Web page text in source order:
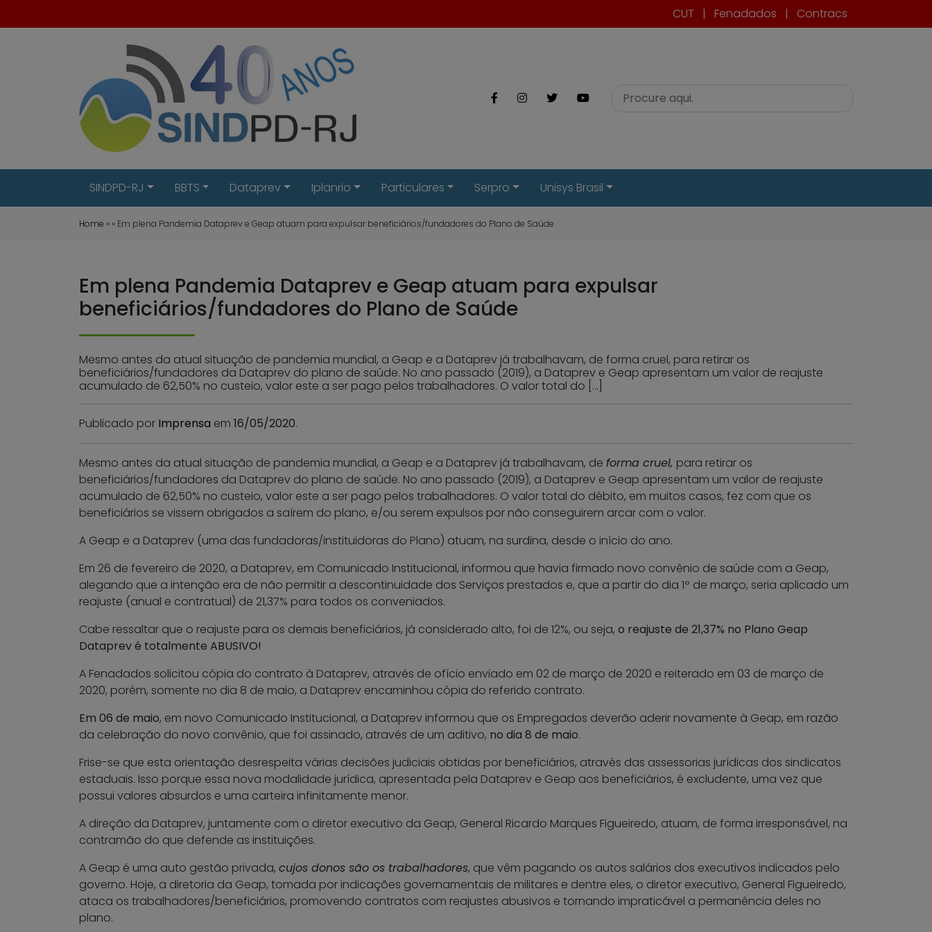
CUT | Fenadados | Contracs
SINDPD-RJ BBTS Dataprev Iplanrio Particulares Serpro Unisys Brasil
Home » » Em plena Pandemia Dataprev e Geap atuam para expulsar beneficiários/fundadores do Plano de Saúde
Em plena Pandemia Dataprev e Geap atuam para expulsar
beneficiários/fundadores do Plano de Saúde
Mesmo antes da atual situação de pandemia mundial, a Geap e a Dataprev já trabalhavam, de forma cruel, para retirar os
beneficiários/fundadores da Dataprev do plano de saúde. No ano passado (2019), a Dataprev e Geap apresentam um valor de reajuste
acumulado de 62,50% no custeio, valor este a ser pago pelos trabalhadores. O valor total do […]
Publicado por Imprensa em 16/05/2020.
Mesmo antes da atual situação de pandemia mundial, a Geap e a Dataprev já trabalhavam, de forma cruel, para retirar os
beneficiários/fundadores da Dataprev do plano de saúde. No ano passado (2019), a Dataprev e Geap apresentam um valor de reajuste
acumulado de 62,50% no custeio, valor este a ser pago pelos trabalhadores. O valor total do débito, em muitos casos, fez com que os
beneficiários se vissem obrigados a saírem do plano, e/ou serem expulsos por não conseguirem arcar com o valor.
A Geap e a Dataprev (uma das fundadoras/instituidoras do Plano) atuam, na surdina, desde o início do ano.
Em 26 de fevereiro de 2020, a Dataprev, em Comunicado Institucional, informou que havia firmado novo convênio de saúde com a Geap,
alegando que a intenção era de não permitir a descontinuidade dos Serviços prestados e, que a partir do dia 1º de março, seria aplicado um
reajuste (anual e contratual) de 21,37% para todos os conveniados.
Cabe ressaltar que o reajuste para os demais beneficiários, já considerado alto, foi de 12%, ou seja, o reajuste de 21,37% no Plano Geap
Dataprev é totalmente ABUSIVO!
A Fenadados solicitou cópia do contrato à Dataprev, através de ofício enviado em 02 de março de 2020 e reiterado em 03 de março de
2020, porém, somente no dia 8 de maio, a Dataprev encaminhou cópia do referido contrato.
Em 06 de maio, em novo Comunicado Institucional, a Dataprev informou que os Empregados deverão aderir novamente à Geap, em razão
da celebração do novo convênio, que foi assinado, através de um aditivo, no dia 8 de maio.
Frise-se que esta orientação desrespeita várias decisões judiciais obtidas por beneficiários, através das assessorias jurídicas dos sindicatos
estaduais. Isso porque essa nova modalidade jurídica, apresentada pela Dataprev e Geap aos beneficiários, é excludente, uma vez que
possui valores absurdos e uma carteira infinitamente menor.
A direção da Dataprev, juntamente com o diretor executivo da Geap, General Ricardo Marques Figueiredo, atuam, de forma irresponsável, na
contramão do que defende as instituições.
A Geap é uma auto gestão privada, cujos donos são os trabalhadores, que vêm pagando os autos salários dos executivos indicados pelo
governo. Hoje, a diretoria da Geap, tomada por indicações governamentais de militares e dentre eles, o diretor executivo, General Figueiredo,
ataca os trabalhadores/beneficiários, promovendo contratos com reajustes abusivos e tornando impraticável a permanência deles no
plano.